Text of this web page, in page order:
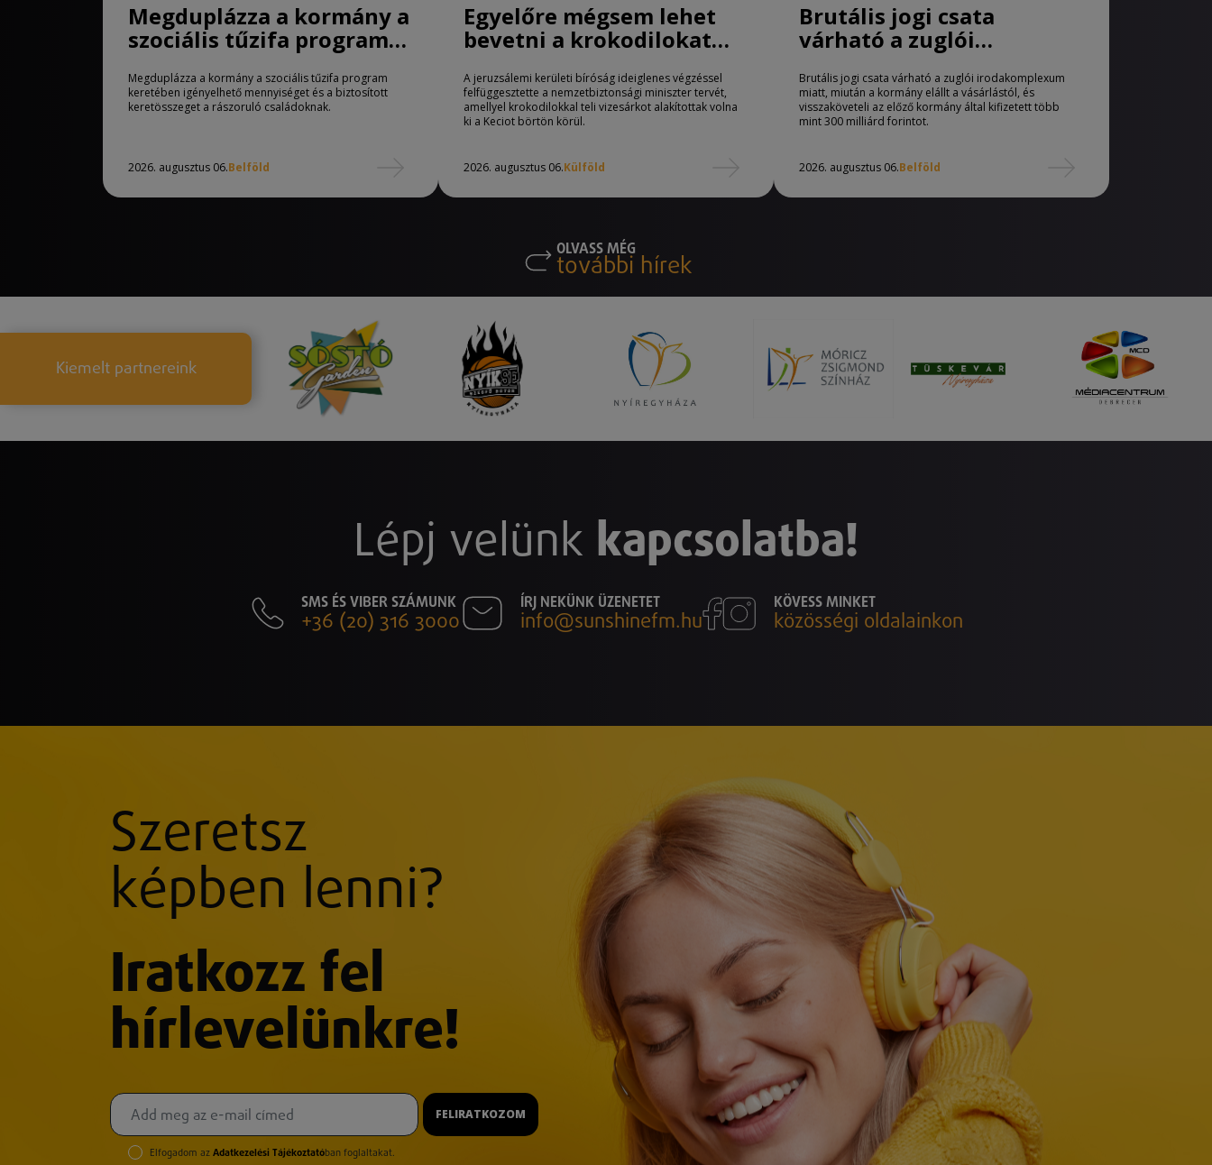
Megduplázza a kormány a
szociális tűzifa program
keretében igényelhető
mennyiséget
Megduplázza a kormány a szociális tűzifa program
keretében igényelhető mennyiséget és a biztosított
keretösszeget a rászoruló családoknak.
2026. augusztus 06.Belföld
Egyelőre mégsem lehet
bevetni a krokodilokat
A jeruzsálemi kerületi bíróság ideiglenes végzéssel
felfüggesztette a nemzetbiztonsági miniszter tervét,
amellyel krokodilokkal teli vizesárkot alakítottak volna
ki a Keciot börtön körül.
2026. augusztus 06.Külföld
Brutális jogi csata
várható a zuglói
irodakomplexum miatt
Brutális jogi csata várható a zuglói irodakomplexum
miatt, miután a kormány elállt a vásárlástól, és
visszaköveteli az előző kormány által kifizetett több
mint 300 milliárd forintot.
2026. augusztus 06.Belföld
OLVASS MÉG
további hírek
Kiemelt partnereink
Lépj velünk kapcsolatba!
SMS ÉS VIBER SZÁMUNK
+36 (20) 316 3000
ÍRJ NEKÜNK ÜZENETET
info@sunshinefm.hu
KÖVESS MINKET
közösségi oldalainkon
Szeretsz
képben lenni?
Iratkozz fel
hírlevelünkre!
FELIRATKOZOM
Elfogadom az Adatkezelési Tájékoztatóban foglaltakat.